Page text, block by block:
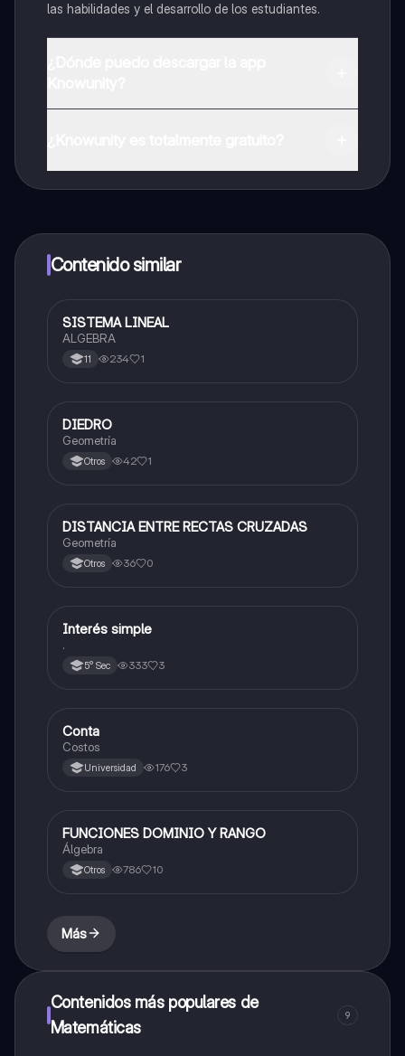
las habilidades y el desarrollo de los estudiantes.
a determinadas funciones.
Contenido similar
Matemáticas
SISTEMA LINEAL
ALGEBRA
11 234 1
Matemáticas
DIEDRO
Geometría
Otros 42 1
Matemáticas
DISTANCIA ENTRE RECTAS CRUZADAS
Geometría
Otros 36 0
Matemáticas
Interés simple
.
5° Sec 333 3
Matemáticas
Conta
Costos
Universidad 176 3
Matemáticas
FUNCIONES DOMINIO Y RANGO
Álgebra
Otros 786 10
Más
Contenidos más populares de
Matemáticas
9